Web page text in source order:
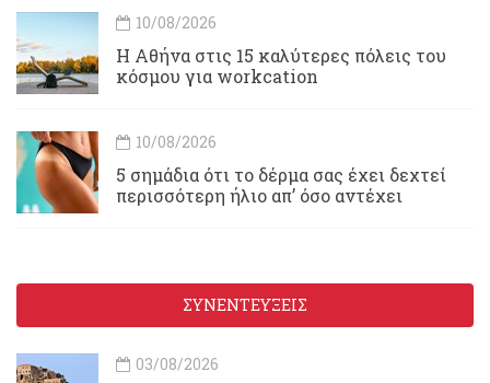
10/08/2026
Η Αθήνα στις 15 καλύτερες πόλεις του
κόσμου για workcation
10/08/2026
5 σημάδια ότι το δέρμα σας έχει δεχτεί
περισσότερη ήλιο απ’ όσο αντέχει
ΣΥΝΕΝΤΕΥΞΕΙΣ
03/08/2026